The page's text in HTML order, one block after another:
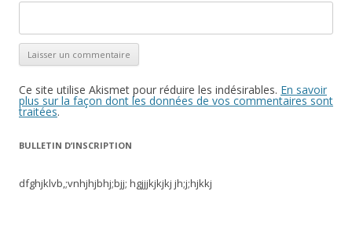
Ce site utilise Akismet pour réduire les indésirables. En savoir
plus sur la façon dont les données de vos commentaires sont
traitées.
BULLETIN D’INSCRIPTION
dfghjklvb,;vnhjhjbhj;bjj; hgjjjkjkjkj jh;j;hjkkj